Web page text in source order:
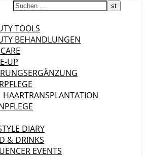
TOOLS
BEHANDLUNGEN
UP
HAARTRANSPLANTATION
DIARY
& DRINKS
EVENTS